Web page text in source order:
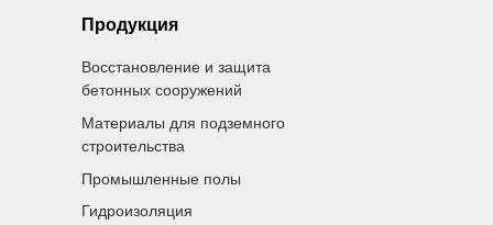
Продукция
Восстановление и защита
бетонных сооружений
Материалы для подземного
строительства
Промышленные полы
Гидроизоляция